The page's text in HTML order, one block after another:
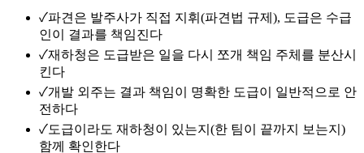
✓파견은 발주사가 직접 지휘(파견법 규제), 도급은 수급
인이 결과를 책임진다
✓재하청은 도급받은 일을 다시 쪼개 책임 주체를 분산시
킨다
✓개발 외주는 결과 책임이 명확한 도급이 일반적으로 안
전하다
✓도급이라도 재하청이 있는지(한 팀이 끝까지 보는지)
함께 확인한다